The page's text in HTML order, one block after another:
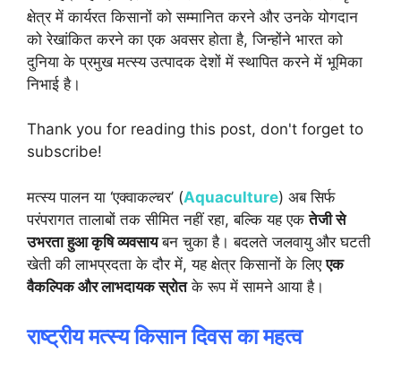
क्षेत्र में कार्यरत किसानों को सम्मानित करने और उनके योगदान
को रेखांकित करने का एक अवसर होता है, जिन्होंने भारत को
दुनिया के प्रमुख मत्स्य उत्पादक देशों में स्थापित करने में भूमिका
निभाई है।
Thank you for reading this post, don't forget to
subscribe!
मत्स्य पालन या ‘एक्वाकल्चर’ (Aquaculture) अब सिर्फ
परंपरागत तालाबों तक सीमित नहीं रहा, बल्कि यह एकतेजी से
उभरता हुआ कृषि व्यवसायबन चुका है। बदलते जलवायु और घटती
खेती की लाभप्रदता के दौर में, यह क्षेत्र किसानों के लिएएक
वैकल्पिक और लाभदायक स्रोतके रूप में सामने आया है।
राष्ट्रीय मत्स्य किसान दिवस का महत्व